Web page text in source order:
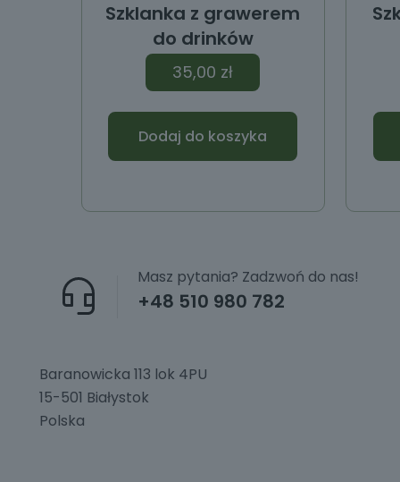
Szklanka z grawerem
do drinków
35,00 zł
Dodaj do koszyka
+48 510 980 782
Masz pytania? Zadzwoń do nas!
Baranowicka 113 lok 4PU
15-501 Białystok
Polska